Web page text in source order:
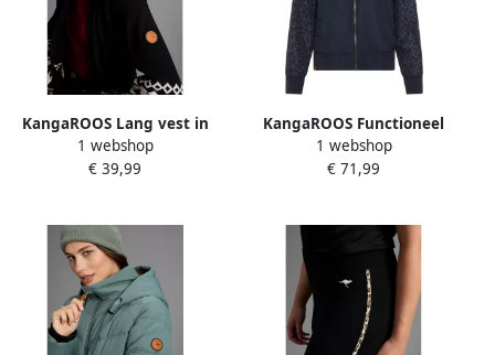
KangaROOS Lang vest in
open vorm in noors patroon
1 webshop
€ 39,99
KangaROOS Functioneel
jack Overgangsjas blouson
met print
1 webshop
€ 71,99